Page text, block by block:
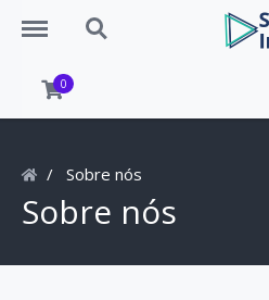
Menu Search
0
Sobre nós
Sobre nós